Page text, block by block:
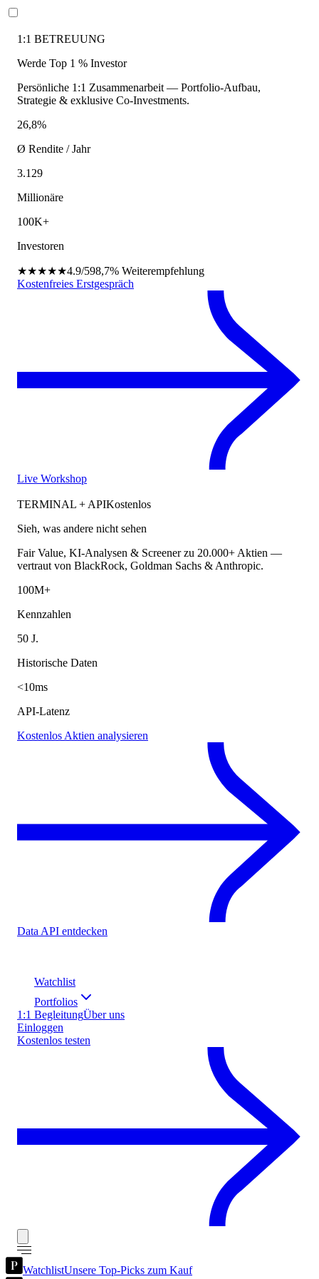
1:1 BETREUUNG
Werde Top 1 % Investor
Persönliche 1:1 Zusammenarbeit — Portfolio-Aufbau,
Strategie & exklusive Co-Investments.
26,8%
Ø Rendite / Jahr
3.129
Millionäre
100K+
Investoren
★★★★★4.9/598,7% Weiterempfehlung
Kostenfreies Erstgespräch
Live Workshop
TERMINAL + APIKostenlos
Sieh, was andere nicht sehen
Fair Value, KI-Analysen & Screener zu 20.000+ Aktien —
vertraut von BlackRock, Goldman Sachs & Anthropic.
100M+
Kennzahlen
50 J.
Historische Daten
<10ms
API-Latenz
Kostenlos Aktien analysieren
Data API entdecken
Watchlist
Portfolios
1:1 BegleitungÜber uns
Einloggen
Kostenlos testen
WatchlistUnsere Top-Picks zum Kauf